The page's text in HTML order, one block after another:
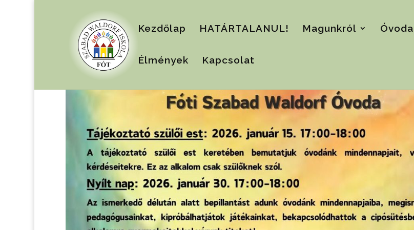
Kezdőlap HATÁRTALANUL! Magunkról Óvoda
Élmények Kapcsolat